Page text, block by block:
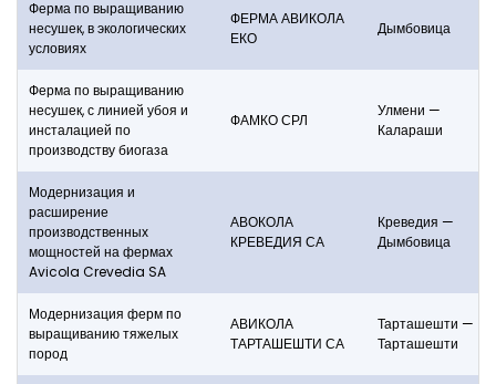
Ферма по выращиванию
несушек, в экологических
условиях
ФЕРМА АВИКОЛА
ЕКО
Дымбовица
Ферма по выращиванию
несушек, с линией убоя и
инсталацией по
производству биогаза
ФАМКО СРЛ
Улмени —
Калараши
Модернизация и
расширение
производственных
мощностей на фермах
Avicola Crevedia SA
АВОКОЛА
КРЕВЕДИЯ СА
Креведия —
Дымбовица
Модернизация ферм по
выращиванию тяжелых
пород
АВИКОЛА
ТАРТАШЕШТИ СА
Тарташешти —
Тарташешти